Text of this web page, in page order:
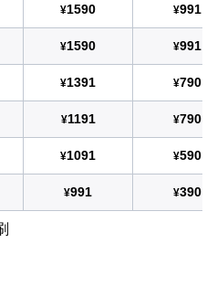
¥1590 ¥991
¥1590 ¥991
¥1391 ¥790
¥1191 ¥790
¥1091 ¥590
¥991 ¥390